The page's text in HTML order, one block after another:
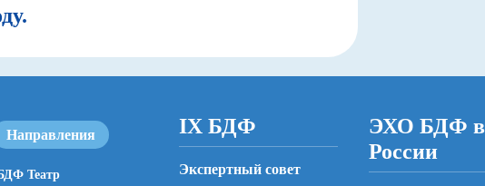
Направления
Театр
IX БДФ
Экспертный совет
ЭХО БДФ в
России